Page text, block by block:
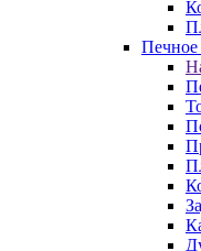
Печное